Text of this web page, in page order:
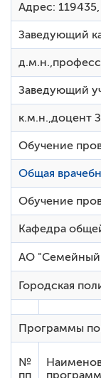
Повышение
врачебная
Студенческий
Повышение
Гериатрия
Научно-
Учебно-
Гериатрия
Ординатура
Кардиология
Повышение
Кардиология
Алгоритмы
26-28.05.2020г.,
Медицинская
расстройствах
Адрес:
Заведующий
Заведующий
к.м.н.,доцент
Обучение
Общая
Обучение
Кафедра
АО "Семейный
Городская
Программы
№
пп